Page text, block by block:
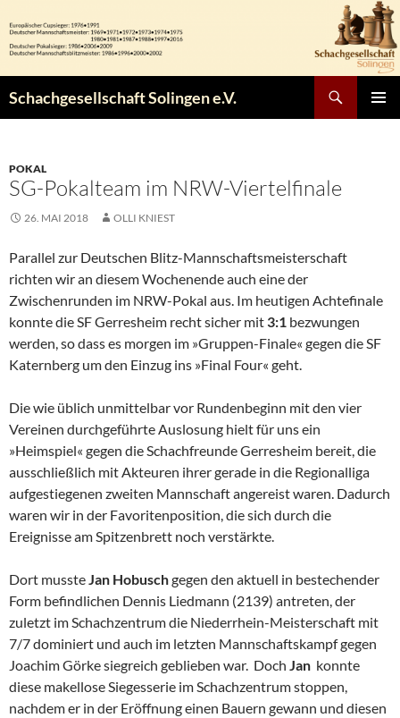
Inhalt
springen
Schachgesellschaft Solingen e.V.
POKAL
SG-Pokalteam im NRW-Viertelfinale
26. MAI 2018 OLLI KNIEST
Parallel zur Deutschen Blitz-Mannschaftsmeisterschaft
richten wir an diesem Wochenende auch eine der
Zwischenrunden im NRW-Pokal aus. Im heutigen Achtefinale
konnte die SF Gerresheim recht sicher mit 3:1 bezwungen
werden, so dass es morgen im »Gruppen-Finale« gegen die SF
Katernberg um den Einzug ins »Final Four« geht.
Die wie üblich unmittelbar vor Rundenbeginn mit den vier
Vereinen durchgeführte Auslosung hielt für uns ein
»Heimspiel« gegen die Schachfreunde Gerresheim bereit, die
ausschließlich mit Akteuren ihrer gerade in die Regionalliga
aufgestiegenen zweiten Mannschaft angereist waren. Dadurch
waren wir in der Favoritenposition, die sich durch die
Ereignisse am Spitzenbrett noch verstärkte.
Dort mussteJan Hobuschgegen den aktuell in bestechender
Form befindlichen Dennis Liedmann (2139) antreten, der
zuletzt im Schachzentrum die Niederrhein-Meisterschaft mit
7/7 dominiert und auch im letzten Mannschaftskampf gegen
Joachim Görke siegreich geblieben war. Doch Jan konnte
diese makellose Siegesserie im Schachzentrum stoppen,
nachdem er in der Eröffnung einen Bauern gewann und diesen